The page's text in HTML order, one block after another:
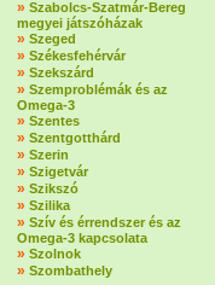
» Szabolcs-Szatmár-Bereg
megyei játszóházak
» Szeged
» Székesfehérvár
» Szekszárd
» Szemproblémák és az
Omega-3
» Szentes
» Szentgotthárd
» Szerin
» Szigetvár
» Szikszó
» Szilika
» Szív és érrendszer és az
Omega-3 kapcsolata
» Szolnok
» Szombathely